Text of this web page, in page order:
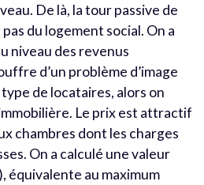
De là, la tour passive de
du logement social. On a
niveau des revenus
d’un problème d’image
de locataires, alors on
Le prix est attractif
chambres dont les charges
On a calculé une valeur
équivalente au maximum